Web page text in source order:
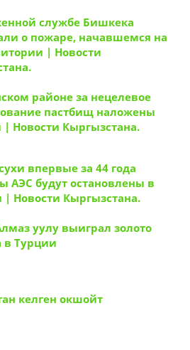
службе Бишкека
о пожаре, начавшемся на
| Новости
районе за нецелевое
пастбищ наложены
Новости Кыргызстана.
впервые за 44 года
АЭС будут остановлены в
| Новости Кыргызстана.
уулу выиграл золото
в Турции
келген окшойт